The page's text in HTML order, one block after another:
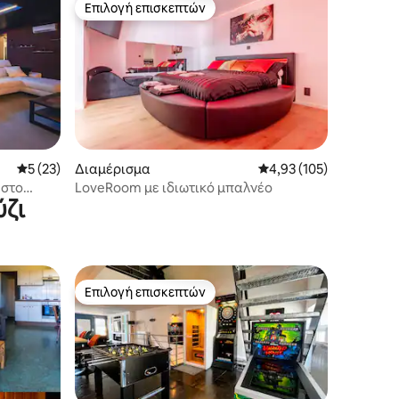
Μέση βαθμολογία: 5 στα 5, 23 κριτικές
5 (23)
Επιλογή επισκεπτών
Επιλογή επισκεπτών
Διαμέρισμα Μέση βαθμολογία:
4,93 (105)
LoveRoom με ιδιωτικό μπαλνέο
Επιλογή επισκεπτών
Επιλογή επισκεπτών